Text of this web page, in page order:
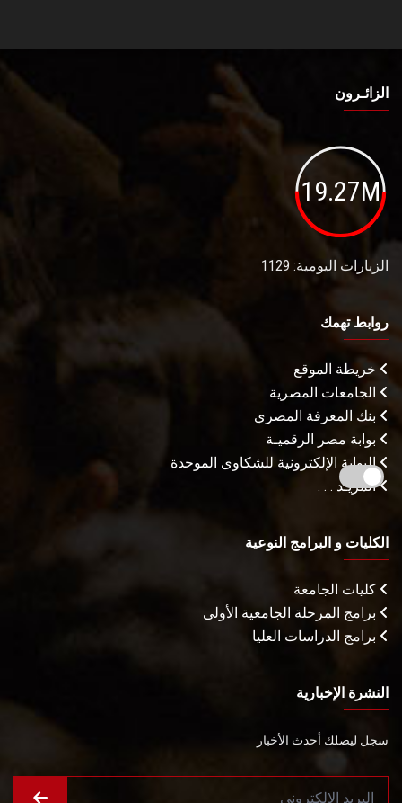
الزائـرون
19.27M
الزيارات اليومية: 1129
روابط تهمك
خريطة الموقع
الجامعات المصرية
بنك المعرفة المصري
بوابة مصر الرقميـة
البوابة الإلكترونية للشكاوى الموحدة
المزيـد . . .
الكليات و البرامج النوعية
كليات الجامعة
برامج المرحلة الجامعية الأولى
برامج الدراسات العليا
النشرة الإخبارية
سجل ليصلك أحدث الأخبار